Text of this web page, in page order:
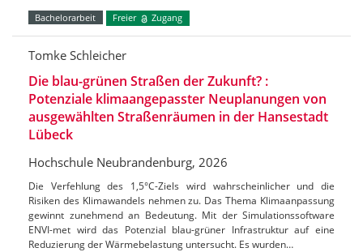
Bachelorarbeit Freier Zugang
Tomke Schleicher
Die blau-grünen Straßen der Zukunft? :
Potenziale klimaangepasster Neuplanungen von
ausgewählten Straßenräumen in der Hansestadt
Lübeck
Hochschule Neubrandenburg, 2026
Die Verfehlung des 1,5°C-Ziels wird wahrscheinlicher und die
Risiken des Klimawandels nehmen zu. Das Thema Klimaanpassung
gewinnt zunehmend an Bedeutung. Mit der Simulationssoftware
ENVI-met wird das Potenzial blau-grüner Infrastruktur auf eine
Reduzierung der Wärmebelastung untersucht. Es wurden…